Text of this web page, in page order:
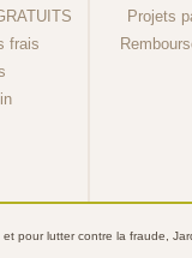
frais
Projets
pour lutter contre la fraude,